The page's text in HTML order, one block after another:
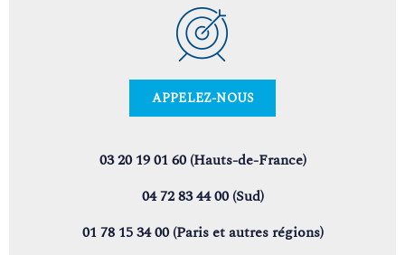
APPELEZ-NOUS
03 20 19 01 60 (Hauts-de-France)
04 72 83 44 00 (Sud)
01 78 15 34 00 (Paris et autres régions)